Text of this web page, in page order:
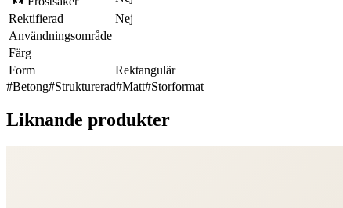
Rektifierad
Nej
Användningsområde
Färg
Form
Rektangulär
#Betong#Strukturerad#Matt#Storformat
Liknande produkter